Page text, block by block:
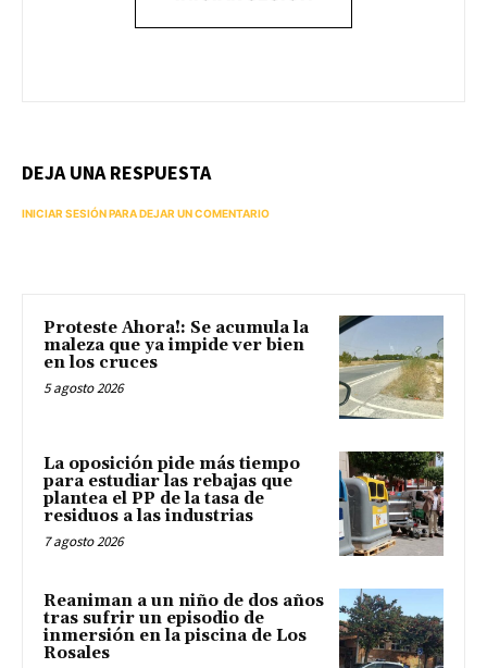
DEJA UNA RESPUESTA
INICIAR SESIÓN PARA DEJAR UN COMENTARIO
Proteste Ahora!: Se acumula la
maleza que ya impide ver bien
en los cruces
5 agosto 2026
La oposición pide más tiempo
para estudiar las rebajas que
plantea el PP de la tasa de
residuos a las industrias
7 agosto 2026
Reaniman a un niño de dos años
tras sufrir un episodio de
inmersión en la piscina de Los
Rosales